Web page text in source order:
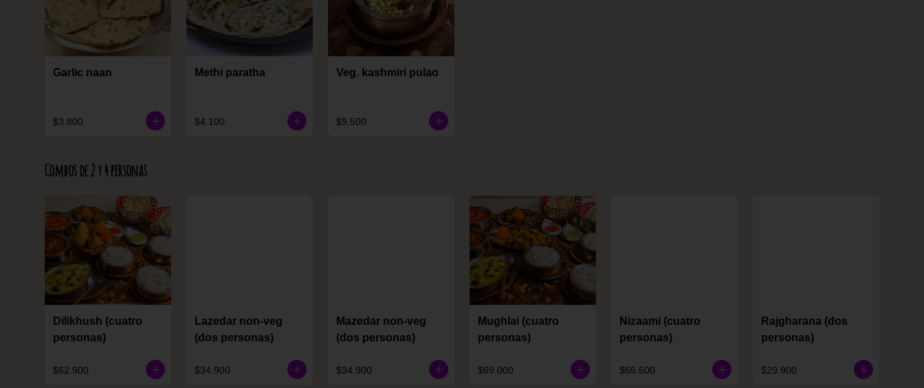
Garlic naan
$3.800
Methi paratha
$4.100
Veg. kashmiri pulao
$9.500
Combos de 2 y 4 personas
Dilikhush (cuatro
personas)
$62.900
Lazedar non-veg
(dos personas)
$34.900
Mazedar non-veg
(dos personas)
$34.900
Mughlai (cuatro
personas)
$69.000
Nizaami (cuatro
personas)
$65.500
Rajgharana (dos
personas)
$29.900